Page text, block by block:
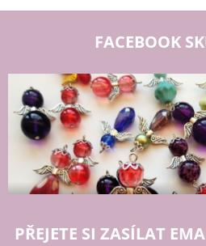
FACEBOOK
PŘEJETE SI ZASÍLAT